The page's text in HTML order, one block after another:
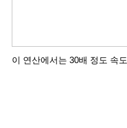
이 연산에서는 30배 정도 속